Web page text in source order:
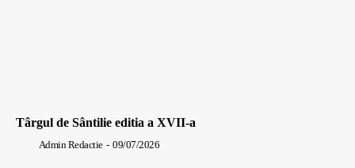
Târgul de Sântilie editia a XVII-a
Admin Redactie - 09/07/2026